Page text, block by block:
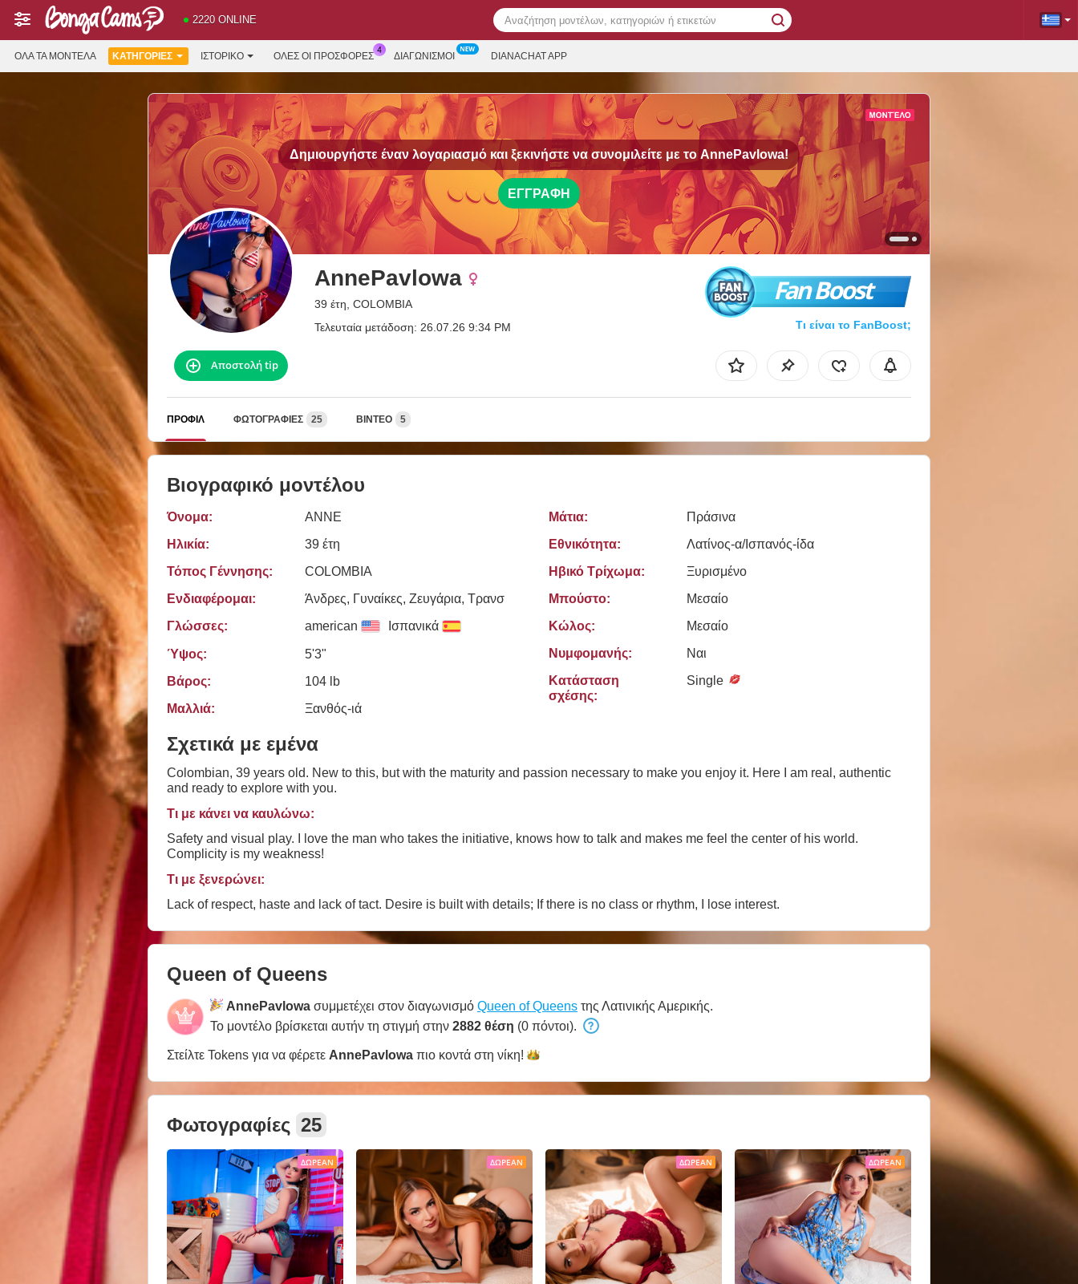
2220 ONLINE
ΌΛΑ ΤΑ ΜΟΝΤΈΛΑ ΚΑΤΗΓΟΡΊΕΣ ΙΣΤΟΡΙΚΌ ΟΛΕΣ ΟΙ ΠΡΟΣΦΟΡΕΣ ΔΙΑΓΩΝΙΣΜΟΊ DIANACHAT APP
Δημιουργήστε έναν λογαριασμό και ξεκινήστε να συνομιλείτε με το AnnePavlowa!
ΕΓΓΡΑΦΉ
AnnePavlowa
39 έτη, COLOMBIA
Τελευταία μετάδοση: 26.07.26 9:34 PM
Fan Boost
Τι είναι το FanBoost;
Αποστολή tip
ΠΡΟΦΊΛ ΦΩΤΟΓΡΑΦΊΕΣ 25 ΒΊΝΤΕΟ 5
Βιογραφικό μοντέλου
Όνομα:
ANNE
Ηλικία:
39 έτη
Τόπος Γέννησης:
COLOMBIA
Ενδιαφέρομαι:
Άνδρες, Γυναίκες, Zευγάρια, Τρανσ
Γλώσσες:
american Ισπανικά
Ύψος:
5'3"
Βάρος:
104 lb
Μαλλιά:
Ξανθός-ιά
Μάτια:
Πράσινα
Εθνικότητα:
Λατίνος-α/Ισπανός-ίδα
Ηβικό Τρίχωμα:
Ξυρισμένο
Μπούστο:
Μεσαίο
Κώλος:
Μεσαίο
Νυμφομανής:
Ναι
Κατάσταση
σχέσης:
Single
Σχετικά με εμένα
Colombian, 39 years old. New to this, but with the maturity and passion necessary to make you enjoy it. Here I am real, authentic
and ready to explore with you.
Τι με κάνει να καυλώνω:
Safety and visual play. I love the man who takes the initiative, knows how to talk and makes me feel the center of his world.
Complicity is my weakness!
Τι με ξενερώνει:
Lack of respect, haste and lack of tact. Desire is built with details; If there is no class or rhythm, I lose interest.
Queen of Queens
AnnePavlowa συμμετέχει στον διαγωνισμό Queen of Queens της Λατινικής Αμερικής.
Το μοντέλο βρίσκεται αυτήν τη στιγμή στην 2882 θέση (0 πόντοι).
Στείλτε Tokens για να φέρετε AnnePavlowa πιο κοντά στη νίκη!
Φωτογραφίες 25
ΔΩΡΕΆΝ ΔΩΡΕΆΝ ΔΩΡΕΆΝ ΔΩΡΕΆΝ